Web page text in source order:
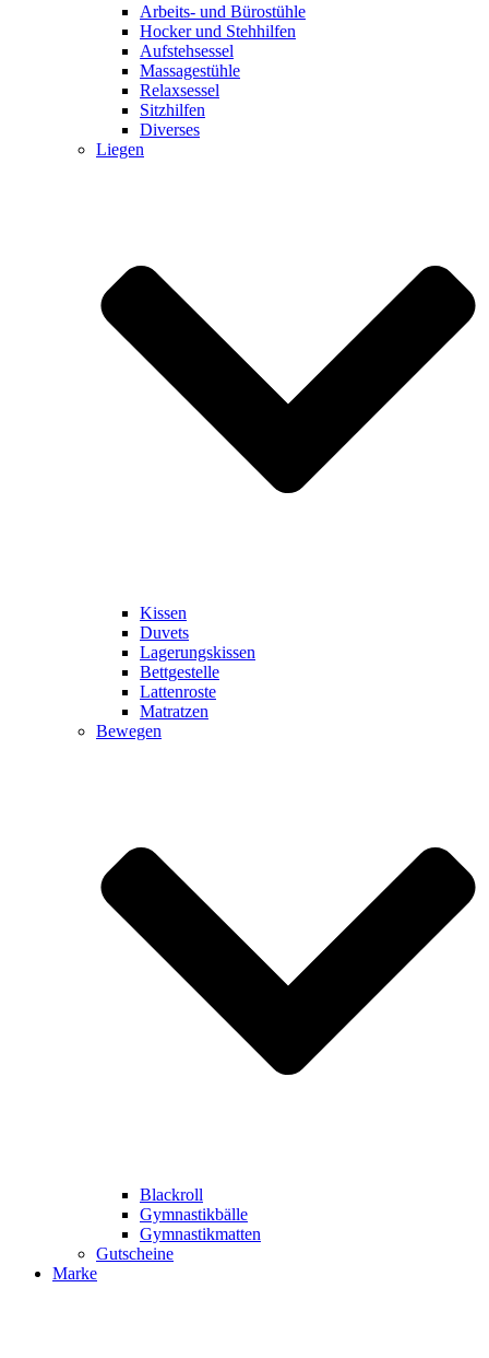
Arbeits- und Bürostühle
Hocker und Stehhilfen
Aufstehsessel
Massagestühle
Relaxsessel
Sitzhilfen
Diverses
Liegen
Kissen
Duvets
Lagerungskissen
Bettgestelle
Lattenroste
Matratzen
Bewegen
Blackroll
Gymnastikbälle
Gymnastikmatten
Gutscheine
Marke